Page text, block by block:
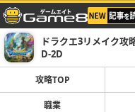
ドラクエ3リメイク攻
D-2D
攻略TOP
職業